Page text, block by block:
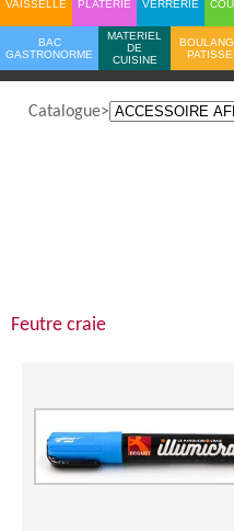
VAISSELLE PLATERIE VERRERIE
BAC
GASTRONORME
MATERIEL
DE
CUISINE
Catalogue
Feutre craie